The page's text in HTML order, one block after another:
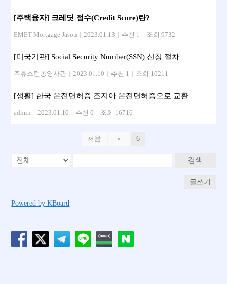
[주택융자] 크레딧 점수(Credit Score)란?
EMET Mortgage Jason | 2023.01.13 | 추천 1 | 조회 9732
[미국기관] Social Security Number(SSN) 신청 절차
주휴스턴총영사관 | 2023.01.10 | 추천 1 | 조회 10211
[생활] 한국 운전면허증 조지아 운전면허증으로 교환
admin | 2023.01.10 | 추천 0 | 조회 16716
처음 « 6
검색
글쓰기
Powered by KBoard